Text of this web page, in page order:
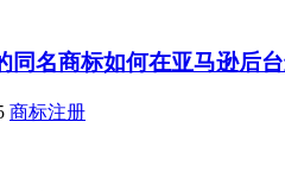
同名商标如何在亚马逊后
商标注册